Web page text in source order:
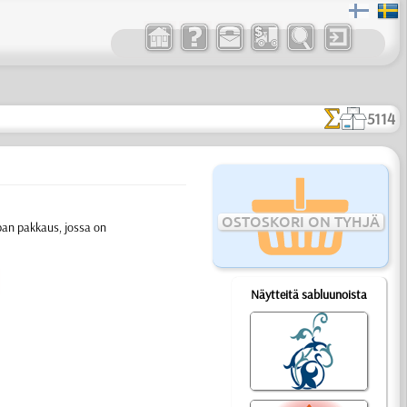
5114
OSTOSKORI ON TYHJÄ
Näytteitä sabluunoista
pakkaus, jossa on